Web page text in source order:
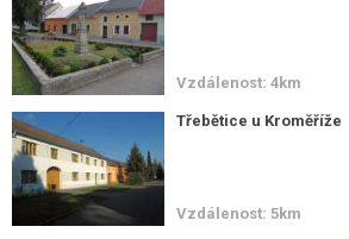
Vzdálenost: 4km
Třebětice u Kroměříže
Vzdálenost: 5km